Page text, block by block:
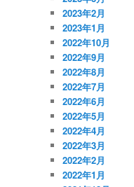
2023年2月
2023年1月
2022年10月
2022年9月
2022年8月
2022年7月
2022年6月
2022年5月
2022年4月
2022年3月
2022年2月
2022年1月